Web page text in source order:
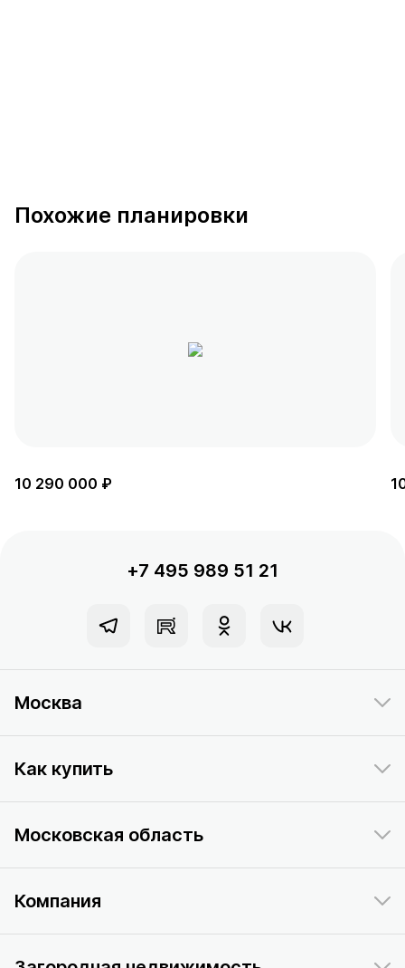
Похожие планировки
10 290 000 ₽
+7 495 989 51 21
Москва
Как купить
Московская область
Компания